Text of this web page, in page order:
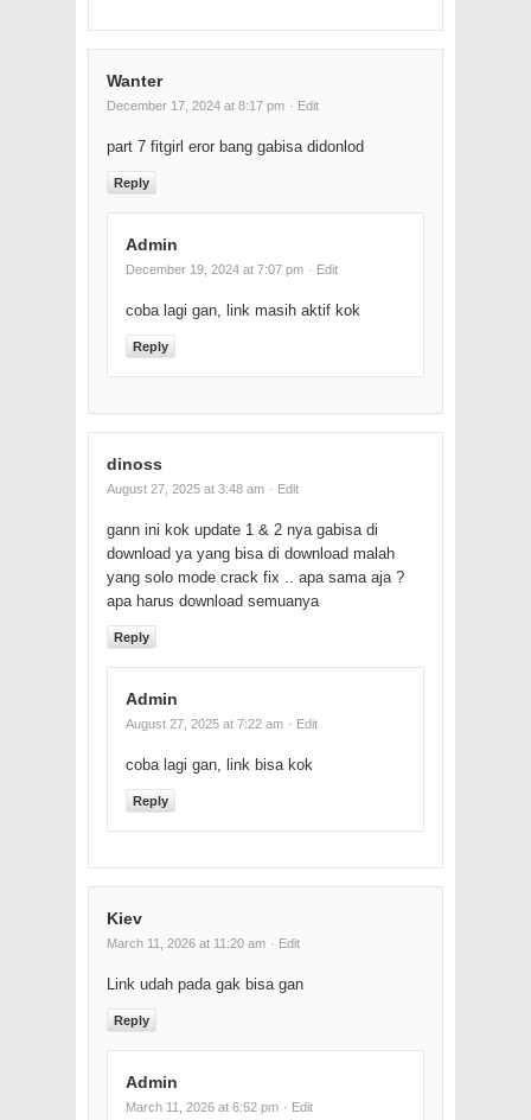
Wanter
December 17, 2024 at 8:17 pm · Edit
part 7 fitgirl eror bang gabisa didonlod
Reply
Admin
December 19, 2024 at 7:07 pm · Edit
coba lagi gan, link masih aktif kok
Reply
dinoss
August 27, 2025 at 3:48 am · Edit
gann ini kok update 1 & 2 nya gabisa di
download ya yang bisa di download malah
yang solo mode crack fix .. apa sama aja ?
apa harus download semuanya
Reply
Admin
August 27, 2025 at 7:22 am · Edit
coba lagi gan, link bisa kok
Reply
Kiev
March 11, 2026 at 11:20 am · Edit
Link udah pada gak bisa gan
Reply
Admin
March 11, 2026 at 6:52 pm · Edit